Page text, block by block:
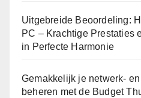
Uitgebreide Beoordeling:
PC – Krachtige Prestaties
in Perfecte Harmonie
Gemakkelijk je netwerk-
beheren met de Budget